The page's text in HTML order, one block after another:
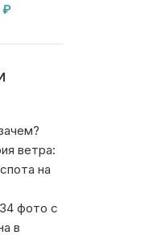
₽
ветра:
на
34 фото с
в